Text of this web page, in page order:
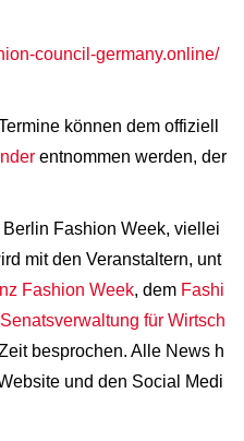
council-germany.online/
können dem offiziell
entnommen werden, der
Fashion Week, viellei
mit den Veranstaltern, unt
Fashion Week, dem Fashi
Senatsverwaltung für Wirtsch
besprochen. Alle News h
und den Social Medi